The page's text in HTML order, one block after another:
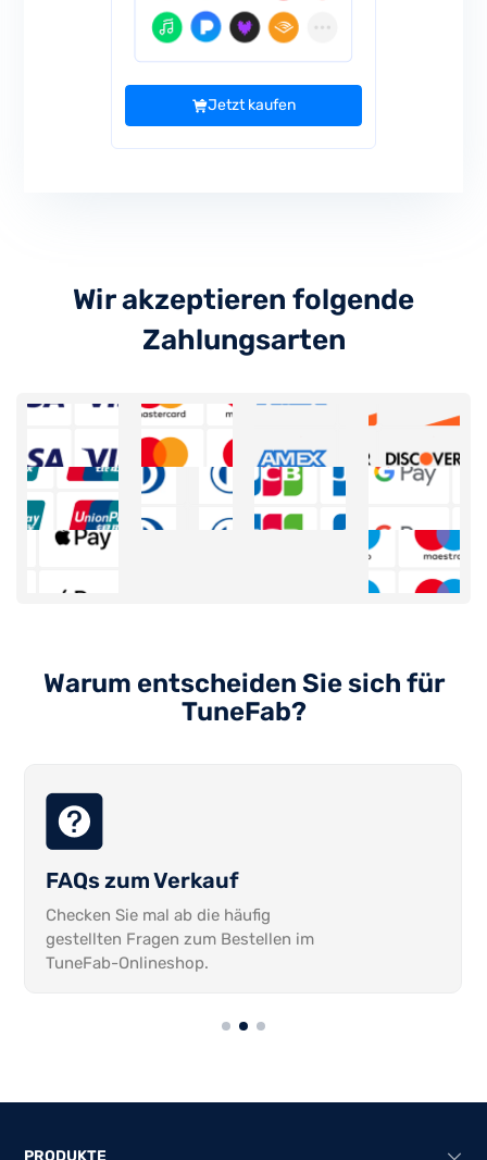
Jetzt kaufen
Wir akzeptieren folgende
Zahlungsarten
Warum entscheiden Sie sich für
TuneFab?
FAQs zum Verkauf
Checken Sie mal ab die häufig
gestellten Fragen zum Bestellen im
TuneFab-Onlineshop.